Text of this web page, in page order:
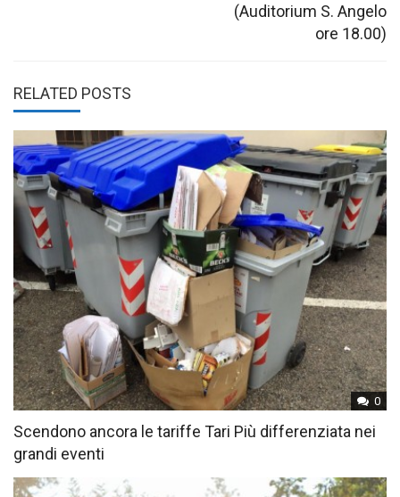
(Auditorium S. Angelo
ore 18.00)
RELATED POSTS
0
Scendono ancora le tariffe Tari Più differenziata nei
grandi eventi